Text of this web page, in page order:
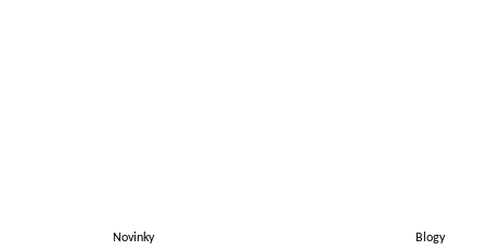
Novinky Blogy